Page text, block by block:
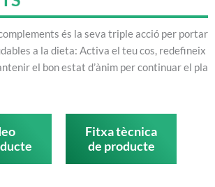
és la seva triple acció per portar
a la dieta: Activa el teu cos, redefineix
el bon estat d’ànim per continuar el pla
Fitxa tècnica
de producte